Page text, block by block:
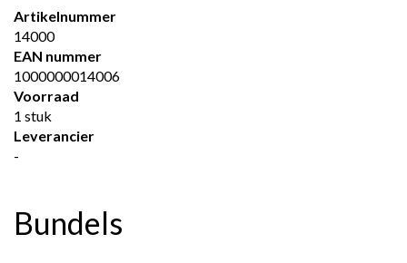
Artikelnummer
14000
EAN nummer
1000000014006
Voorraad
1 stuk
Leverancier
-
Bundels